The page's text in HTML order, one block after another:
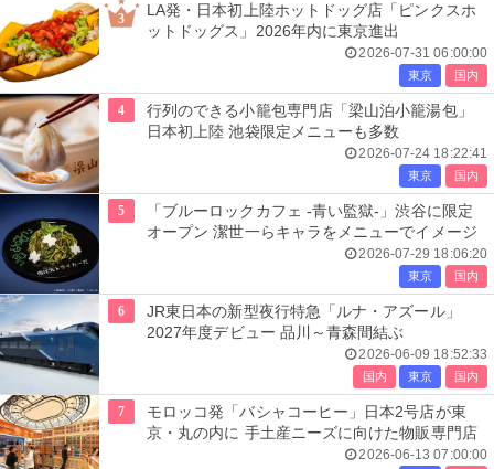
3
LA発・日本初上陸ホットドッグ店「ピンクスホ
ットドッグス」2026年内に東京進出
2026-07-31 06:00:00
東京 国内
4
行列のできる小籠包専門店「梁山泊小籠湯包」
日本初上陸 池袋限定メニューも多数
2026-07-24 18:22:41
東京 国内
5
「ブルーロックカフェ -青い監獄-」渋谷に限定
オープン 潔世一らキャラをメニューでイメージ
2026-07-29 18:06:20
東京 国内
6
JR東日本の新型夜行特急「ルナ・アズール」
2027年度デビュー 品川～青森間結ぶ
2026-06-09 18:52:33
国内 東京 国内
7
モロッコ発「バシャコーヒー」日本2号店が東
京・丸の内に 手土産ニーズに向けた物販専門店
2026-06-13 07:00:00